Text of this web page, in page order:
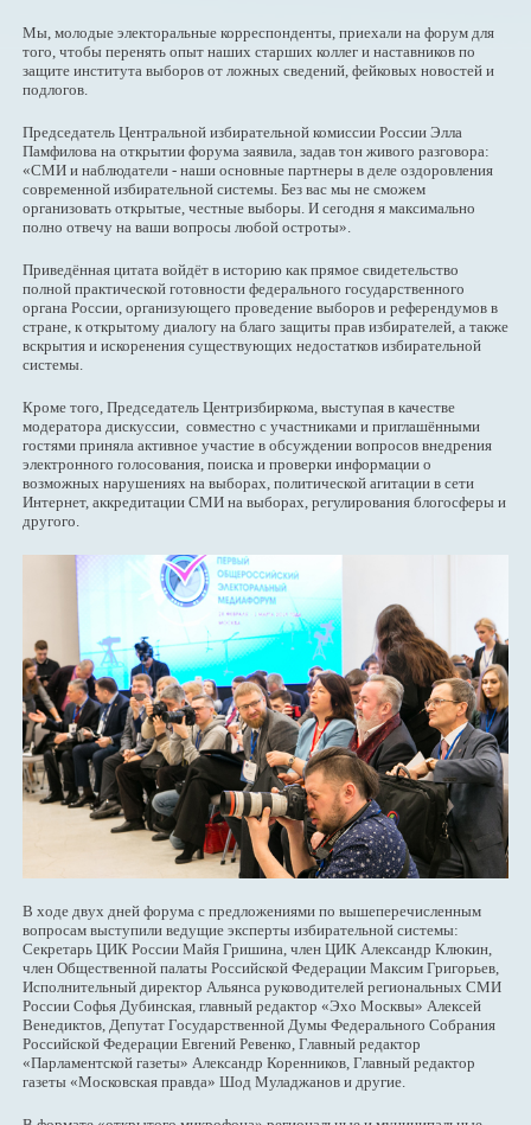
Мы, молодые электоральные корреспонденты, приехали на форум для
того, чтобы перенять опыт наших старших коллег и наставников по
защите института выборов от ложных сведений, фейковых новостей и
подлогов.
Председатель Центральной избирательной комиссии России Элла
Памфилова на открытии форума заявила, задав тон живого разговора:
«СМИ и наблюдатели - наши основные партнеры в деле оздоровления
современной избирательной системы. Без вас мы не сможем
организовать открытые, честные выборы. И сегодня я максимально
полно отвечу на ваши вопросы любой остроты».
Приведённая цитата войдёт в историю как прямое свидетельство
полной практической готовности федерального государственного
органа России, организующего проведение выборов и референдумов в
стране, к открытому диалогу на благо защиты прав избирателей, а также
вскрытия и искоренения существующих недостатков избирательной
системы.
Кроме того, Председатель Центризбиркома, выступая в качестве
модератора дискуссии, совместно с участниками и приглашёнными
гостями приняла активное участие в обсуждении вопросов внедрения
электронного голосования, поиска и проверки информации о
возможных нарушениях на выборах, политической агитации в сети
Интернет, аккредитации СМИ на выборах, регулирования блогосферы и
другого.
В ходе двух дней форума с предложениями по вышеперечисленным
вопросам выступили ведущие эксперты избирательной системы:
Секретарь ЦИК России Майя Гришина, член ЦИК Александр Клюкин,
член Общественной палаты Российской Федерации Максим Григорьев,
Исполнительный директор Альянса руководителей региональных СМИ
России Софья Дубинская, главный редактор «Эхо Москвы» Алексей
Венедиктов, Депутат Государственной Думы Федерального Собрания
Российской Федерации Евгений Ревенко, Главный редактор
«Парламентской газеты» Александр Коренников, Главный редактор
газеты «Московская правда» Шод Муладжанов и другие.